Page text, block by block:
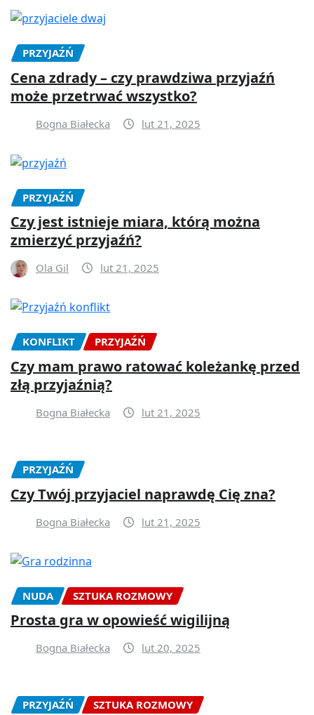
PRZYJAŹŃ
Cena zdrady – czy prawdziwa przyjaźń
może przetrwać wszystko?
Bogna Białecka lut 21, 2025
PRZYJAŹŃ
Czy jest istnieje miara, którą można
zmierzyć przyjaźń?
Ola Gil lut 21, 2025
KONFLIKT PRZYJAŹŃ
Czy mam prawo ratować koleżankę przed
złą przyjaźnią?
Bogna Białecka lut 21, 2025
PRZYJAŹŃ
Czy Twój przyjaciel naprawdę Cię zna?
Bogna Białecka lut 21, 2025
NUDA SZTUKA ROZMOWY
Prosta gra w opowieść wigilijną
Bogna Białecka lut 20, 2025
PRZYJAŹŃ SZTUKA ROZMOWY